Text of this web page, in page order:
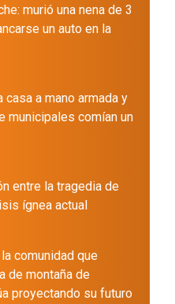
murió una nena de 3
un auto en la
casa a mano armada y
municipales comían un
entre la tragedia de
ígnea actual
comunidad que
de montaña de
proyectando su futuro